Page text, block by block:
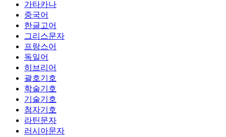
가타카나
중국어
한글고어
그리스문자
프랑스어
독일어
히브리어
괄호기호
학술기호
기술기호
첨자기호
라틴문자
러시아문자